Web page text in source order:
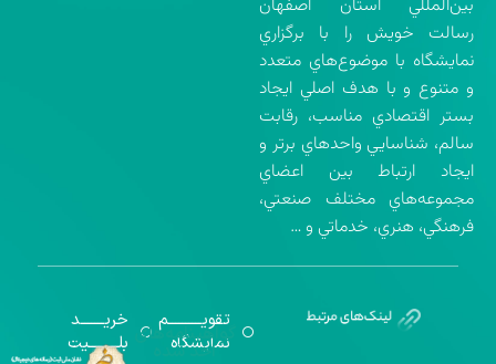
بين‌المللي استان اصفهان
رسالت خويش را با برگزاري
نمايشگاه با موضوع‌هاي متعدد
و متنوع و با هدف اصلي ايجاد
بستر اقتصادي مناسب، رقابت
سالم، شناسايي واحدهاي برتر و
ايجاد ارتباط بين اعضاي
مجموعه‌هاي مختلف صنعتي،
فرهنگي، هنري، خدماتي و …
تقویــــــــــم
نمایشگاه
خریـــــــد
بلـــــــــیت گواهینامه‌های
اخذ شده